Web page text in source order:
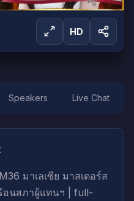
HD
Speakers Live Chat
มาเลเซีย มาสเตอร์ส
อนสภาผู้แทนฯ | full-